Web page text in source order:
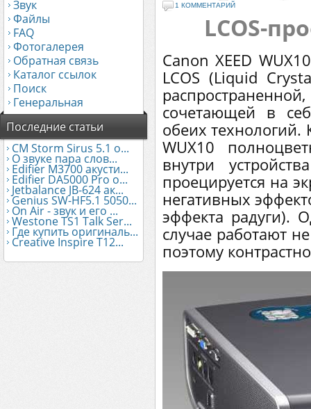
Звук
Файлы
FAQ
Фотогалерея
Обратная связь
Каталог ссылок
Поиск
Генеральная
Последние статьи
CM Storm Sirus 5.1 о...
О звуке пара слов...
Edifier М3700 акусти...
Edifier DA5000 Pro о...
Jetbalance JB-624 ак...
Genius SW-HF5.1 5050...
On Air - звук и его ...
Westone TS1 Talk Ser...
Где купить оригиналь...
Creative Inspire T12...
1 КОММЕНТАРИЙ
LCOS-
Canon XEED
LCOS (Liquid
сочетающей в
обеих технологий.
WUX10
внутри
проецируется на
негативных
эффекта радуги).
случае работают
поэтому